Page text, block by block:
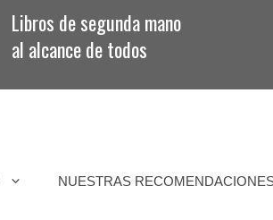
Libros de segunda mano
al alcance de todos
NUESTRAS